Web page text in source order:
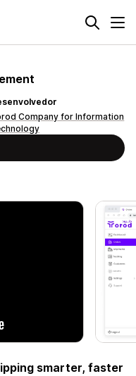
Company for Information
smarter, faster